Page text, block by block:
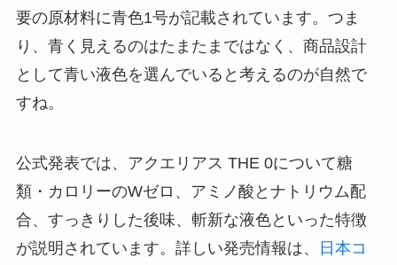
要の原材料に青色1号が記載されています。つま
り、青く見えるのはたまたまではなく、商品設計
として青い液色を選んでいると考えるのが自然で
すね。
公式発表では、アクエリアス THE 0について糖
類・カロリーのWゼロ、アミノ酸とナトリウム配
合、すっきりした後味、斬新な液色といった特徴
が説明されています。詳しい発売情報は、
日本コ